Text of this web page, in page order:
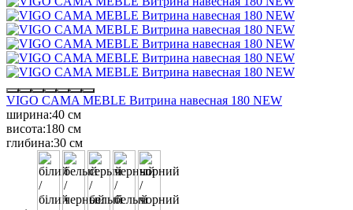
VIGO CAMA MEBLE Витрина навесная 180 NEW
ширина:40 см
висота:180 см
глибина:30 см